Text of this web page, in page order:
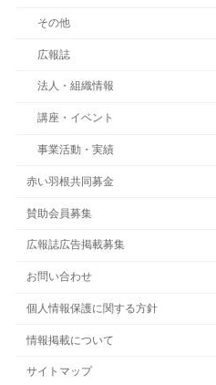
その他
広報誌
法人・組織情報
講座・イベント
事業活動・実績
赤い羽根共同募金
賛助会員募集
広報誌広告掲載募集
お問い合わせ
個人情報保護に関する方針
情報掲載について
サイトマップ